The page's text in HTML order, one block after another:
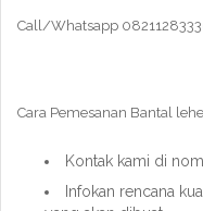
Call/Whatsapp
Cara Pemesanan Bantal
Kontak kami di
Infokan rencana